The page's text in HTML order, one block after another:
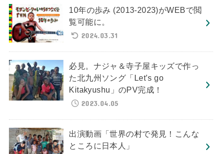
10年の歩み (2013-2023)がWEBで閲
覧可能に。
2024.03.31
必見。ナジャ＆寺子屋キッズで作っ
た北九州ソング「Let’s go
Kitakyushu」のPV完成！
2023.04.05
出演動画「世界の村で発見！こんな
ところに日本人」